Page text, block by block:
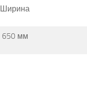
Ширина
650 мм